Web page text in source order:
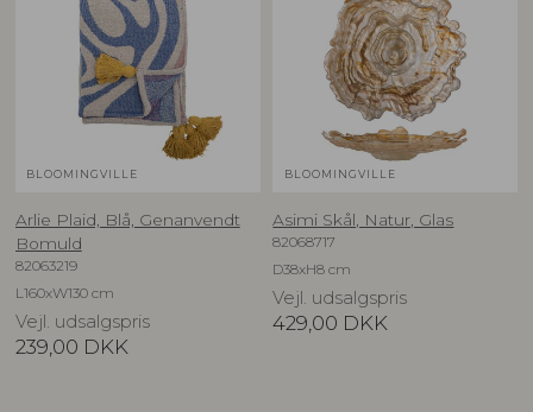
BLOOMINGVILLE
Arlie Plaid, Blå, Genanvendt
Bomuld
82063219
L160xW130 cm
Vejl. udsalgspris
239,00 DKK
BLOOMINGVILLE
Asimi Skål, Natur, Glas
82068717
D38xH8 cm
Vejl. udsalgspris
429,00 DKK